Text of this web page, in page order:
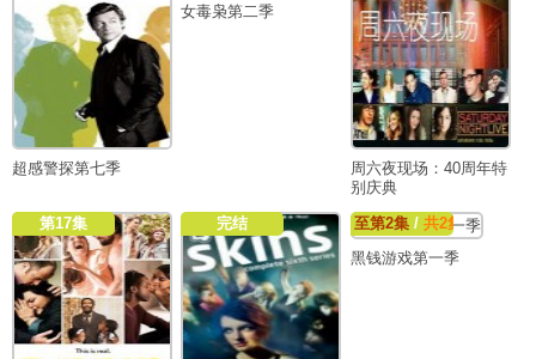
超感警探第七季
女毒枭第二季
周六夜现场：40周年特
别庆典
第17集
完结 至第2集/ 共2集
黑钱游戏第一季